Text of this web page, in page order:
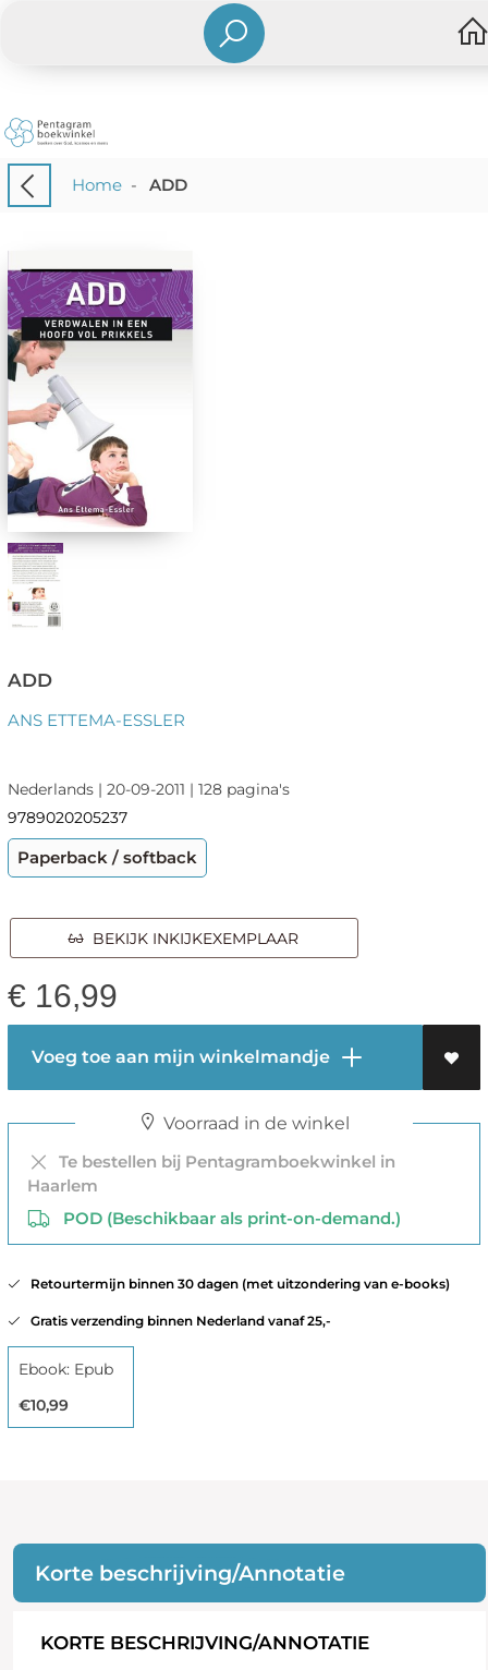
Home- ADD
ADD
ANS ETTEMA-ESSLER
Nederlands | 20-09-2011 | 128 pagina's
9789020205237
Paperback / softback
BEKIJK INKIJKEXEMPLAAR
€ 16,99
Voeg toe aan mijn winkelmandje
Voorraad in de winkel
Te bestellen bij Pentagramboekwinkel in
Haarlem
POD (Beschikbaar als print-on-demand.)
Retourtermijn binnen 30 dagen (met uitzondering van e-books)
Gratis verzending binnen Nederland vanaf 25,-
Ebook: Epub
€10,99
Korte beschrijving/Annotatie
KORTE BESCHRIJVING/ANNOTATIE